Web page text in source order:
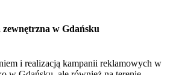
w Gdańsku
i realizacją kampanii reklamowych w